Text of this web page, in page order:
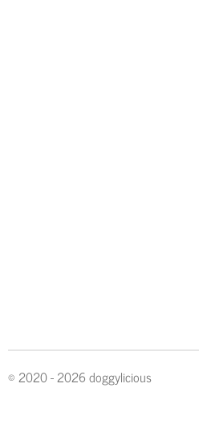
© 2020 - 2026 doggylicious